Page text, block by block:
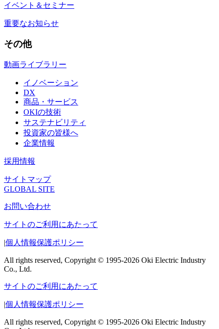
イベント＆セミナー
重要なお知らせ
その他
動画ライブラリー
イノベーション
DX
商品・サービス
OKIの技術
サステナビリティ
投資家の皆様へ
企業情報
採用情報
サイトマップ
GLOBAL SITE
お問い合わせ
サイトのご利用にあたって
|個人情報保護ポリシー
All rights reserved, Copyright © 1995-2026 Oki Electric Industry
Co., Ltd.
サイトのご利用にあたって
|個人情報保護ポリシー
All rights reserved, Copyright © 1995-2026 Oki Electric Industry